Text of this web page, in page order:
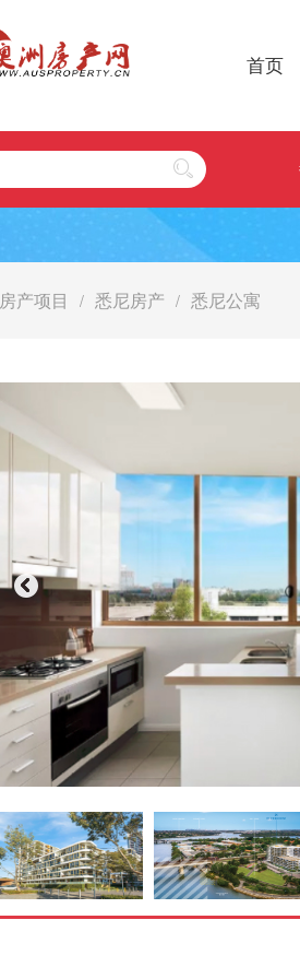
首页
房产项目 / 悉尼房产 / 悉尼公寓